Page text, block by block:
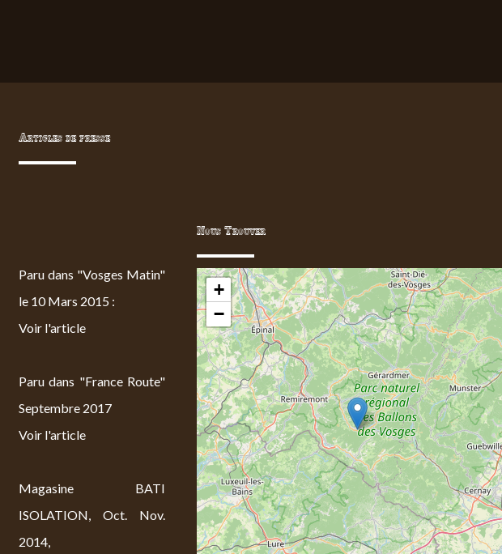
Articles de presse
Paru dans "Vosges Matin"
le 10 Mars 2015 :
Voir l'article
Paru dans "France Route"
Septembre 2017
Voir l'article
Magasine BATI
ISOLATION, Oct. Nov.
2014,
Nous Trouver
+
−